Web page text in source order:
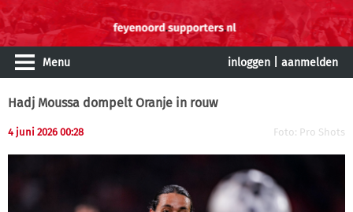
Menu inloggen aanmelden
Hadj Moussa dompelt Oranje in rouw
4 juni 2026 00:28 Foto: Pro Shots